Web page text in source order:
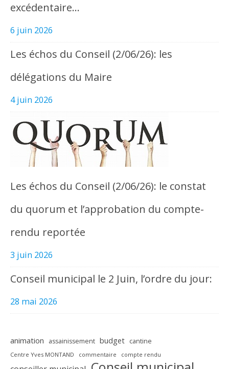
excédentaire…
6 juin 2026
Les échos du Conseil (2/06/26): les
délégations du Maire
4 juin 2026
Les échos du Conseil (2/06/26): le constat
du quorum et l’approbation du compte-
rendu reportée
3 juin 2026
Conseil municipal le 2 Juin, l’ordre du jour:
28 mai 2026
animation assainissement budget cantine
Centre Yves MONTAND commentaire compte rendu